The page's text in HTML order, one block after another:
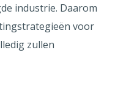
industrie. Daarom
voor
zullen